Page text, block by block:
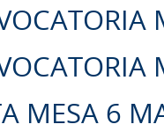
MESA 6